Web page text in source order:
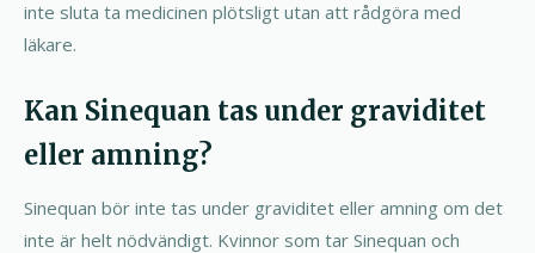
inte sluta ta medicinen plötsligt utan att rådgöra med
läkare.
Kan Sinequan tas under graviditet
eller amning?
Sinequan bör inte tas under graviditet eller amning om det
inte är helt nödvändigt. Kvinnor som tar Sinequan och